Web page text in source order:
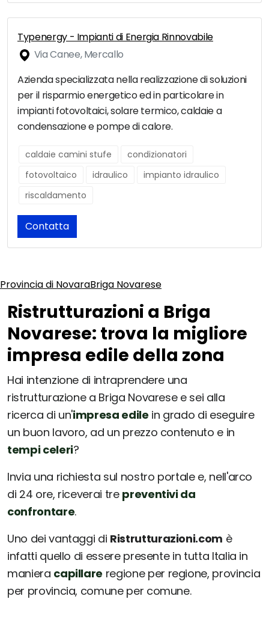
Typenergy - Impianti di Energia Rinnovabile
Via Canee, Mercallo
Azienda specializzata nella realizzazione di soluzioni
per il risparmio energetico ed in particolare in
impianti fotovoltaici, solare termico, caldaie a
condensazione e pompe di calore.
caldaie camini stufe
condizionatori
fotovoltaico
idraulico
impianto idraulico
riscaldamento
Contatta
Provincia di NovaraBriga Novarese
Ristrutturazioni a Briga
Novarese: trova la migliore
impresa edile della zona
Hai intenzione di intraprendere una
ristrutturazione a Briga Novarese e sei alla
ricerca di un'impresa edile in grado di eseguire
un buon lavoro, ad un prezzo contenuto e in
tempi celeri?
Invia una richiesta sul nostro portale e, nell'arco
di 24 ore, riceverai tre preventivi da
confrontare.
Uno dei vantaggi di Ristrutturazioni.com è
infatti quello di essere presente in tutta Italia in
maniera capillare regione per regione, provincia
per provincia, comune per comune.